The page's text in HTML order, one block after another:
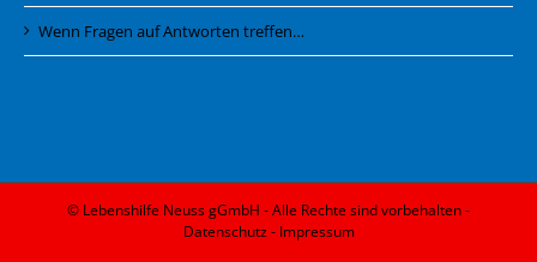
Wenn Fragen auf Antworten treffen…
© Lebenshilfe Neuss gGmbH - Alle Rechte sind vorbehalten -
Datenschutz- Impressum